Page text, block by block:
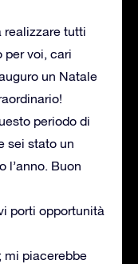
realizzare tutti
per voi, cari
un Natale
periodo di
sei stato un
l’anno. Buon
porti opportunità
mi piacerebbe